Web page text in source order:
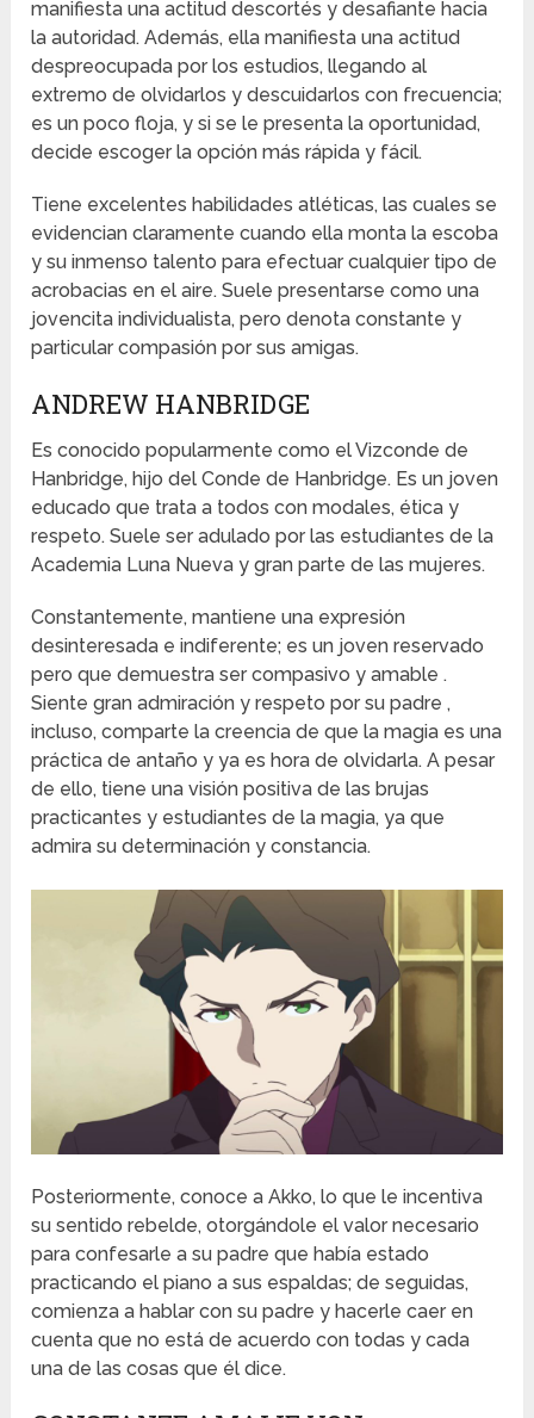
manifiesta una actitud descortés y desafiante hacia
la autoridad. Además, ella manifiesta una actitud
despreocupada por los estudios, llegando al
extremo de olvidarlos y descuidarlos con frecuencia;
es un poco floja, y si se le presenta la oportunidad,
decide escoger la opción más rápida y fácil.
Tiene excelentes habilidades atléticas, las cuales se
evidencian claramente cuando ella monta la escoba
y su inmenso talento para efectuar cualquier tipo de
acrobacias en el aire. Suele presentarse como una
jovencita individualista, pero denota constante y
particular compasión por sus amigas.
ANDREW HANBRIDGE
Es conocido popularmente como el Vizconde de
Hanbridge, hijo del Conde de Hanbridge. Es un joven
educado que trata a todos con modales, ética y
respeto. Suele ser adulado por las estudiantes de la
Academia Luna Nueva y gran parte de las mujeres.
Constantemente, mantiene una expresión
desinteresada e indiferente; es un joven reservado
pero que demuestra ser compasivo y amable .
Siente gran admiración y respeto por su padre ,
incluso, comparte la creencia de que la magia es una
práctica de antaño y ya es hora de olvidarla. A pesar
de ello, tiene una visión positiva de las brujas
practicantes y estudiantes de la magia, ya que
admira su determinación y constancia.
Posteriormente, conoce a Akko, lo que le incentiva
su sentido rebelde, otorgándole el valor necesario
para confesarle a su padre que había estado
practicando el piano a sus espaldas; de seguidas,
comienza a hablar con su padre y hacerle caer en
cuenta que no está de acuerdo con todas y cada
una de las cosas que él dice.